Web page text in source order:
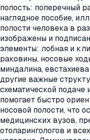
полость: поперечный
наглядное пособие,
полости человека в
изображены и
элементы: лобная и
раковины, носовые
миндалина,
другие важные
схематической
помогает быстро
носовой полости, что
медицинских вузов,
отоларингологов и